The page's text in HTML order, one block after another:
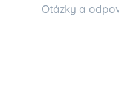
Otázky a